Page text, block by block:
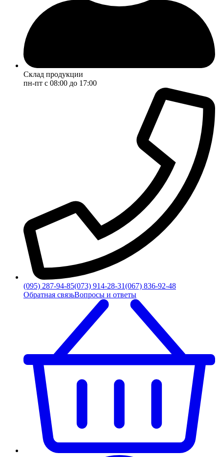
Склад продукции
пн-пт с 08:00 до 17:00
(095) 287-94-85(073) 914-28-31(067) 836-92-48
Обратная связьВопросы и ответы